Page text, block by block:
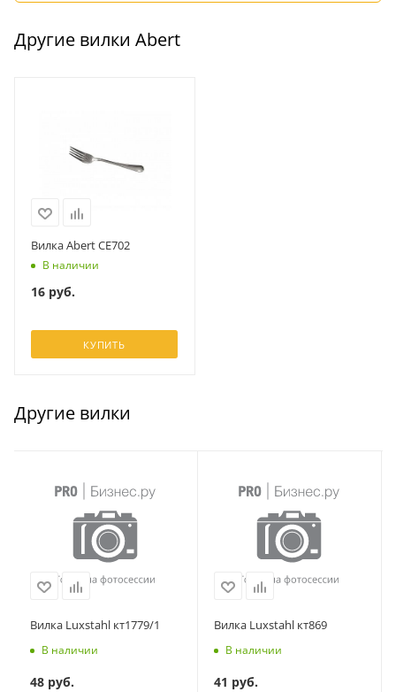
Другие вилки Abert
Вилка Abert CE702
В наличии
16 руб.
КУПИТЬ
Другие вилки
Вилка Luxstahl кт1779/1
В наличии
48руб.
Вилка Luxstahl кт869
В наличии
41 руб.